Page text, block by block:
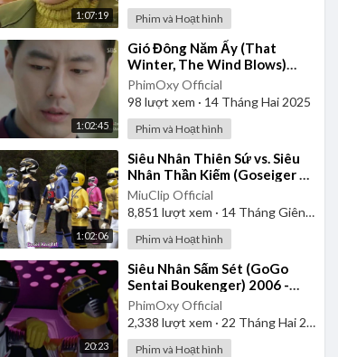
1:07:19 Phim và Hoạt hình
1:02:45
⁣Gió Đông Năm Ấy (That
Winter, The Wind Blows)
2013 - Tập 1 | Vietsub
PhimOxy Official
98 lượt xem · 14 Tháng Hai 2025
Phim và Hoạt hình
1:02:06
⁣Siêu Nhân Thiên Sứ vs. Siêu
Nhân Thần Kiếm (Goseiger vs.
Shinkenger) | Vietsub
MiuClip Official
8,851 lượt xem · 14 Tháng Giêng 2025
Phim và Hoạt hình
20:23
⁣Siêu Nhân Sấm Sét (GoGo
Sentai Boukenger) 2006 -
Tập 1 | Thuyết Minh
PhimOxy Official
2,338 lượt xem · 22 Tháng Hai 2025
Phim và Hoạt hình